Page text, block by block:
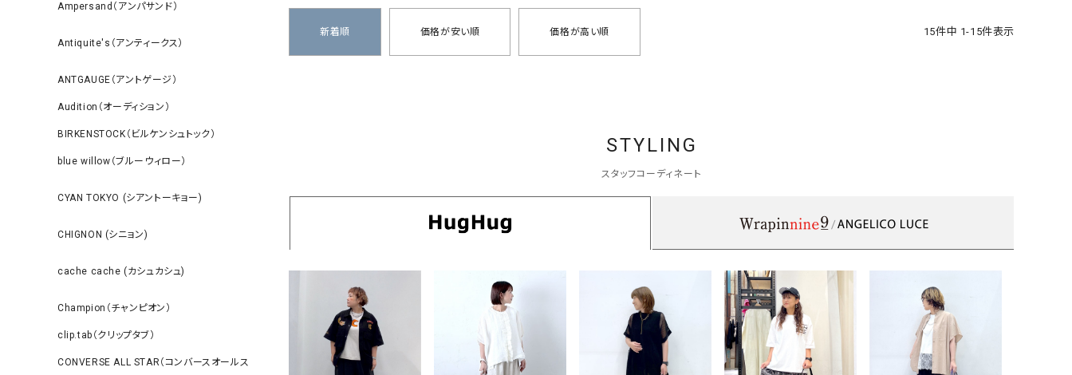
Ampersand（アンパサンド）
Antiquite's（アンティークス）
ANTGAUGE（アントゲージ）
Audition（オーディション）
BIRKENSTOCK（ビルケンシュトック）
blue willow（ブルーウィロー）
CYAN TOKYO (シアントーキョー)
CHIGNON (シニョン)
cache cache (カシュカシュ)
Champion（チャンピオン）
clip.tab（クリップタブ）
CONVERSE ALL STAR（コンバースオールス
新着順 価格が安い順 価格が高い順 15件中 1-15件表示
STYLING
スタッフコーディネート